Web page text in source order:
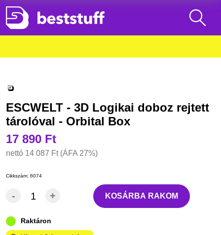
ESCWELT - 3D Logikai doboz rejtett
tárolóval - Orbital Box
17 890 Ft
nettó 14 087 Ft (ÁFA 27%)
Cikkszám: 6074
- + KOSÁRBA RAKOM
Raktáron